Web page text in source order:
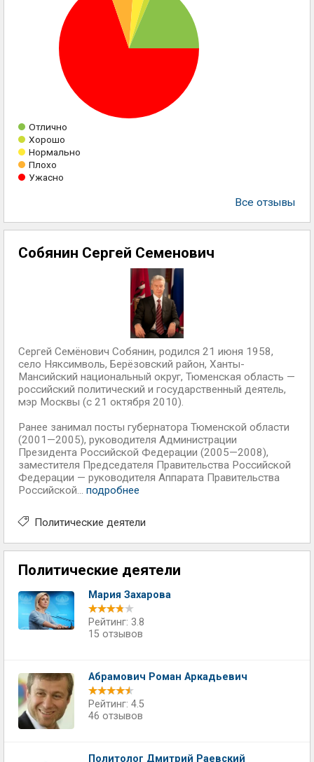
Отлично
Хорошо
Нормально
Плохо
Ужасно
Все отзывы
Собянин Сергей Семенович
Сергей Семёнович Собянин, родился 21 июня 1958,
село Няксимволь, Берёзовский район, Ханты-
Мансийский национальный округ, Тюменская область —
российский политический и государственный деятель,
мэр Москвы (с 21 октября 2010).
Ранее занимал посты губернатора Тюменской области
(2001—2005), руководителя Администрации
Президента Российской Федерации (2005—2008),
заместителя Председателя Правительства Российской
Федерации — руководителя Аппарата Правительства
Российской... подробнее
Политические деятели
Политические деятели
Мария Захарова
Рейтинг: 3.8
15 отзывов
Абрамович Роман Аркадьевич
Рейтинг: 4.5
46 отзывов
Политолог Дмитрий Раевский